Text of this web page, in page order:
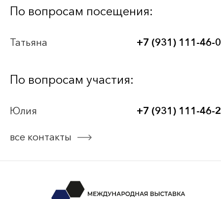
Bee-Together 21 (2026)
BEE-TOGETHER.KG 3-я Международная
По вопросам посещения:
Татьяна +7 (931) 111-46-
По вопросам участия:
Юлия +7 (931) 111-46-
все контакты